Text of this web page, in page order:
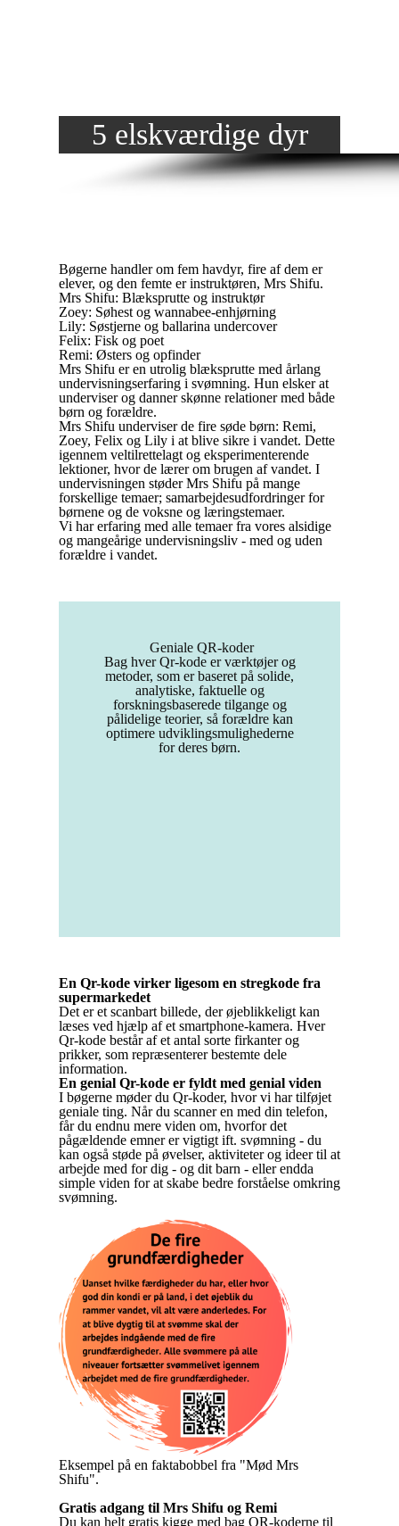
5 elskværdige dyr
Bøgerne handler om fem havdyr, fire af dem er
elever, og den femte er instruktøren, Mrs Shifu.
Mrs Shifu: Blæksprutte og instruktør
Zoey: Søhest og wannabee-enhjørning
Lily: Søstjerne og ballarina undercover
Felix: Fisk og poet
Remi: Østers og opfinder
Mrs Shifu er en utrolig blæksprutte med årlang
undervisningserfaring i svømning. Hun elsker at
underviser og danner skønne relationer med både
børn og forældre.
Mrs Shifu underviser de fire søde børn: Remi,
Zoey, Felix og Lily i at blive sikre i vandet. Dette
igennem veltilrettelagt og eksperimenterende
lektioner, hvor de lærer om brugen af vandet. I
undervisningen støder Mrs Shifu på mange
forskellige temaer; samarbejdesudfordringer for
børnene og de voksne og læringstemaer.
Vi har erfaring med alle temaer fra vores alsidige
og mangeårige undervisningsliv - med og uden
forældre i vandet.
Geniale QR-koder
Bag hver Qr-kode er værktøjer og
metoder, som er baseret på solide,
analytiske, faktuelle og
forskningsbaserede tilgange og
pålidelige teorier, så forældre kan
optimere udviklingsmulighederne
for deres børn.
En Qr-kode virker ligesom en stregkode fra
supermarkedet
Det er et scanbart billede, der øjeblikkeligt kan
læses ved hjælp af et smartphone-kamera. Hver
Qr-kode består af et antal sorte firkanter og
prikker, som repræsenterer bestemte dele
information.
En genial Qr-kode er fyldt med genial viden
I bøgerne møder du Qr-koder, hvor vi har tilføjet
geniale ting. Når du scanner en med din telefon,
får du endnu mere viden om, hvorfor det
pågældende emner er vigtigt ift. svømning - du
kan også støde på øvelser, aktiviteter og ideer til at
arbejde med for dig - og dit barn - eller endda
simple viden for at skabe bedre forståelse omkring
svømning.
Eksempel på en faktabobbel fra "Mød Mrs
Shifu".
Gratis adgang til Mrs Shifu og Remi
Du kan helt gratis kigge med bag QR-koderne til